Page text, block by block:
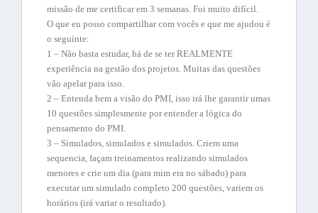
missão de me certificar em 3 semanas. Foi muito difícil.
O que eu posso compartilhar com vocês e que me ajudou é
o seguinte:
1 – Não basta estudar, há de se ter REALMENTE
experiência na gestão dos projetos. Muitas das questões
vão apelar para isso.
2 – Entenda bem a visão do PMI, isso irá lhe garantir umas
10 questões simplesmente por entender a lógica do
pensamento do PMI.
3 – Simulados, simulados e simulados. Criem uma
sequencia, façam treinamentos realizando simulados
menores e crie um dia (para mim era no sábado) para
executar um simulado completo 200 questões, variem os
horários (irá variar o resultado).